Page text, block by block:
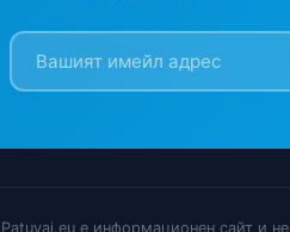
е информационен сайт и не